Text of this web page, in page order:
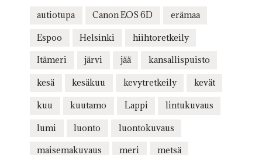
autiotupa Canon EOS 6D erämaa
Espoo Helsinki hiihtoretkeily
Itämeri järvi jää kansallispuisto
kesä kesäkuu kevytretkeily kevät
kuu kuutamo Lappi lintukuvaus
lumi luonto luontokuvaus
maisemakuvaus meri metsä